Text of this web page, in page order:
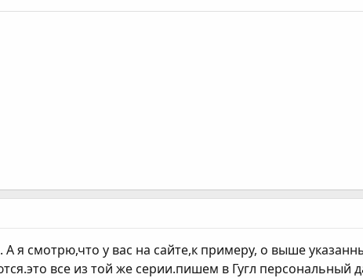
когда и как хотите!
я смотрю,что у вас на сайте,к примеру, о выше
все из той же серии.пишем в Гугл